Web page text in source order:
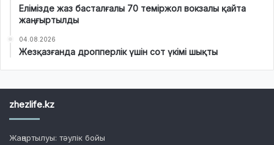
Елімізде жаз басталғалы 70 теміржол вокзалы қайта
жаңғыртылды
04.08.2026
Жезқазғанда дропперлік үшін сот үкімі шықты
zhezlife.kz
Жаңартылуы: тәулік бойы